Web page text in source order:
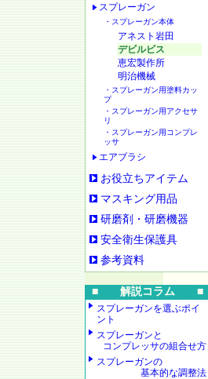
スプレーガン
・スプレーガン本体
アネスト岩田
デビルビス
恵宏製作所
明治機械
・スプレーガン用塗料カッ
プ
・スプレーガン用アクセサ
リ
・スプレーガン用コンプレ
ッサ
エアブラシ
お役立ちアイテム
マスキング用品
研磨剤・研磨機器
安全衛生保護具
参考資料
■ 解説コラム ■
スプレーガンを選ぶポイ
ント
スプレーガンと
コンプレッサの組合せ方
スプレーガンの
基本的な調整法